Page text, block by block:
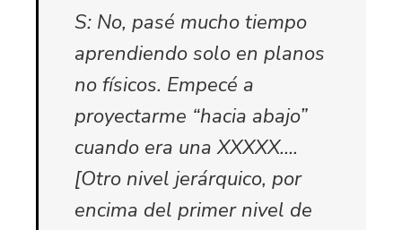
S: No, pasé mucho tiempo
aprendiendo solo en planos
no físicos. Empecé a
proyectarme “hacia abajo”
cuando era una XXXXX….
[Otro nivel jerárquico, por
encima del primer nivel de